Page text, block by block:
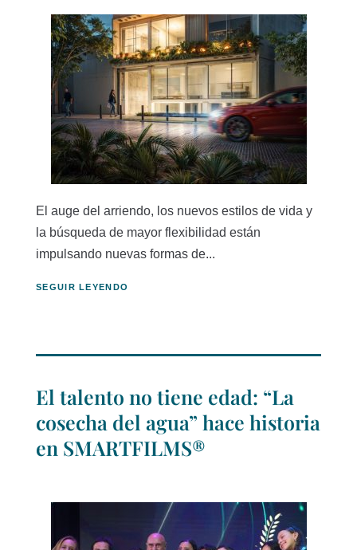
El auge del arriendo, los nuevos estilos de vida y
la búsqueda de mayor flexibilidad están
impulsando nuevas formas de...
SEGUIR LEYENDO
El talento no tiene edad: “La
cosecha del agua” hace historia
en SMARTFILMS®